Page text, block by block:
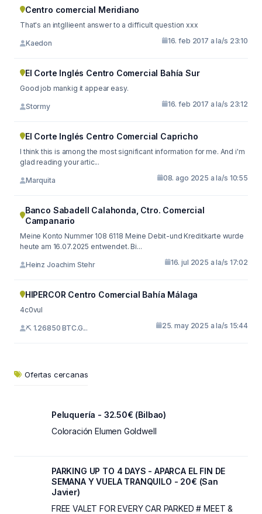
Centro comercial Meridiano
That's an intgllieent answer to a difficult question xxx
Kaedon 16. feb 2017 a la/s 23:10
El Corte Inglés Centro Comercial Bahía Sur
Good job mankig it appear easy.
Stormy 16. feb 2017 a la/s 23:12
El Corte Inglés Centro Comercial Capricho
I think this is among the most significant information for me. And i'm
glad reading your artic...
Marquita 08. ago 2025 a la/s 10:55
Banco Sabadell Calahonda, Ctro. Comercial
Campanario
Meine Konto Nummer 108 6118 Meine Debit-und Kreditkarte wurde
heute am 16.07.2025 entwendet. Bi...
Heinz Joachim Stehr 16. jul 2025 a la/s 17:02
HIPERCOR Centro Comercial Bahía Málaga
4c0vul
⛏ 1.26850 BTC.G... 25. may 2025 a la/s 15:44
Ofertas cercanas
Peluquería - 32.50€ (Bilbao)
Coloración Elumen Goldwell
PARKING UP TO 4 DAYS - APARCA EL FIN DE
SEMANA Y VUELA TRANQUILO - 20€ (San
Javier)
FREE VALET FOR EVERY CAR PARKED # MEET &